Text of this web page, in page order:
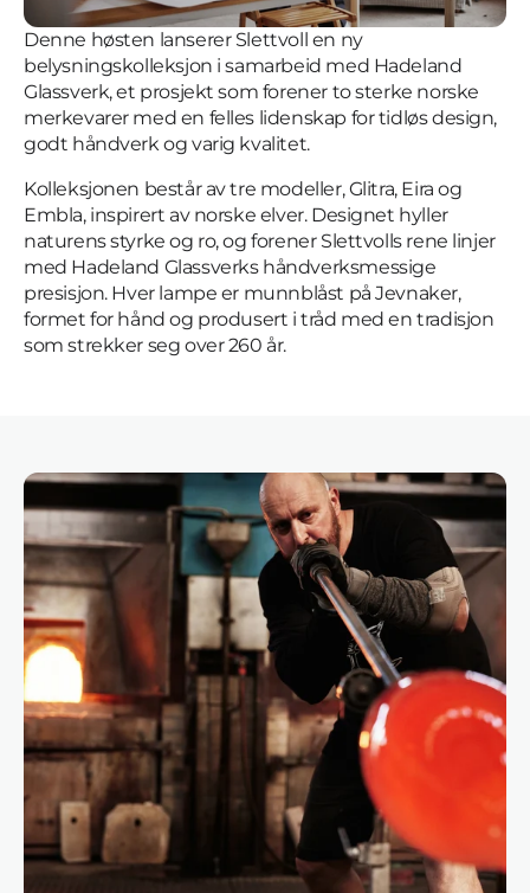
Denne høsten lanserer Slettvoll en ny
belysningskolleksjon i samarbeid med Hadeland
Glassverk, et prosjekt som forener to sterke norske
merkevarer med en felles lidenskap for tidløs design,
godt håndverk og varig kvalitet.
Kolleksjonen består av tre modeller, Glitra, Eira og
Embla, inspirert av norske elver. Designet hyller
naturens styrke og ro, og forener Slettvolls rene linjer
med Hadeland Glassverks håndverksmessige
presisjon. Hver lampe er munnblåst på Jevnaker,
formet for hånd og produsert i tråd med en tradisjon
som strekker seg over 260 år.